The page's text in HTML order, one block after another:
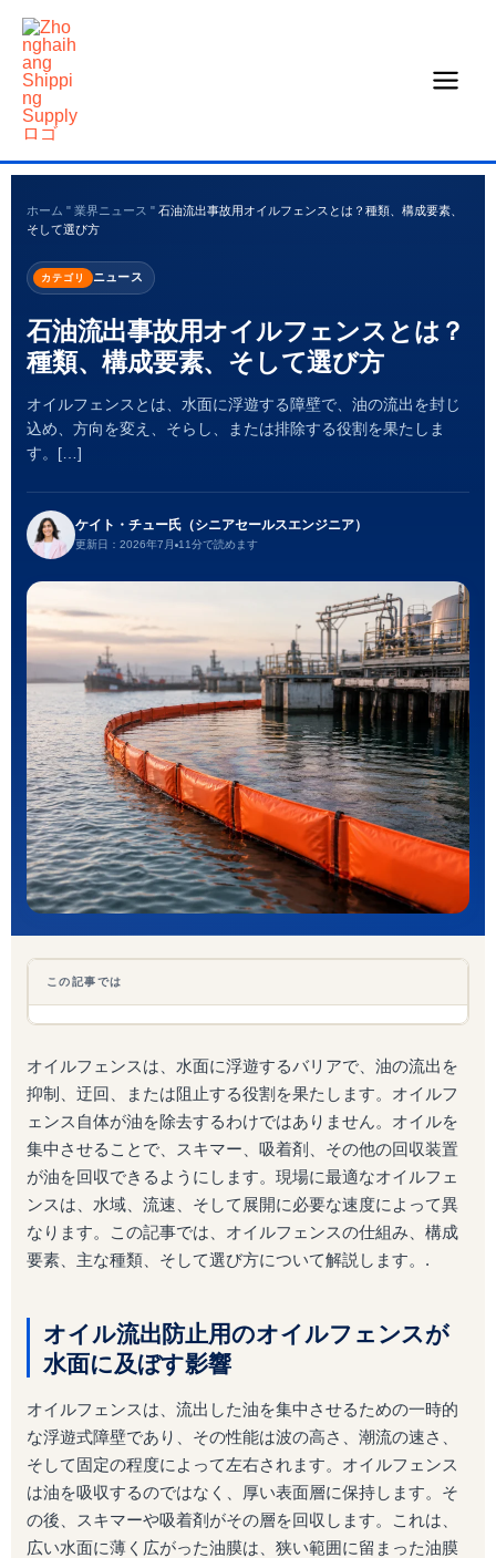
へ
ホーム " 業界ニュース " 石油流出事故用オイルフェンスとは？種類、構成要素、
そして選び方
カテゴリ ニュース
石油流出事故用オイルフェンスとは？
種類、構成要素、そして選び方
オイルフェンスとは、水面に浮遊する障壁で、油の流出を封じ
込め、方向を変え、そらし、または排除する役割を果たしま
す。[…]
ケイト・チュー氏（シニアセールスエンジニア）
更新日：2026年7月 11分で読めます
この記事では
オイルフェンスは、水面に浮遊するバリアで、油の流出を
抑制、迂回、または阻止する役割を果たします。オイルフ
ェンス自体が油を除去するわけではありません。オイルを
集中させることで、スキマー、吸着剤、その他の回収装置
が油を回収できるようにします。現場に最適なオイルフェ
ンスは、水域、流速、そして展開に必要な速度によって異
なります。この記事では、オイルフェンスの仕組み、構成
要素、主な種類、そして選び方について解説します。.
オイル流出防止用のオイルフェンスが
水面に及ぼす影響
オイルフェンスは、流出した油を集中させるための一時的
な浮遊式障壁であり、その性能は波の高さ、潮流の速さ、
そして固定の程度によって左右されます。オイルフェンス
は油を吸収するのではなく、厚い表面層に保持します。そ
の後、スキマーや吸着剤がその層を回収します。これは、
広い水面に薄く広がった油膜は、狭い範囲に留まった油膜